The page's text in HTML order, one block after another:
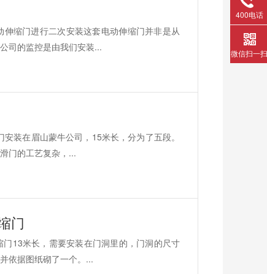
缩门进行二次安装这套电动伸缩门并非是从
司的监控是由我们安装...
装在眉山蒙牛公司，15米长，分为了五段。
门的工艺复杂，...
门
13米长，需要安装在门洞里的，门洞的尺寸
依据图纸砌了一个。...
400电话
微信扫一扫